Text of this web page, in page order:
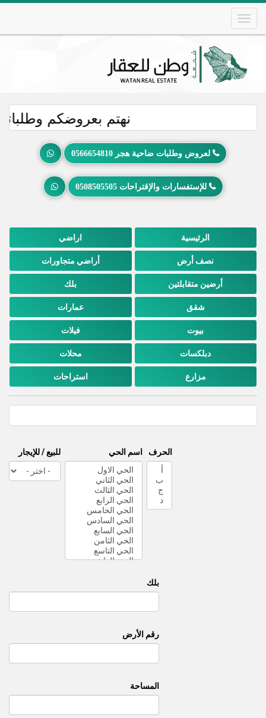
Skip
نهتم بعروضكم وطلباتكم
لعروض وطلبات ضاحية هجر 0566654810
للإستفسارات والإقتراحات 0508505505
الرئيسية اراضي
نصف أرض أراضي متجاورات
أرضين متقابلتين بلك
شقق عمارات
بيوت فيلات
دبلكسات محلات
مزارع استراحات
للبيع / للإيجار اسم الحي الحرف
بلك
رقم الأرض
المساحة